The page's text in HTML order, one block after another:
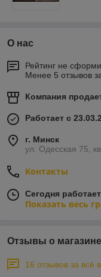
О нас
Рейтинг не
Менее 5 отзывов
Компания
Работает с
г. Минск
ул. Одесская 75,
Контакты
Сегодня
Показать весь
Отзывы о магазине
16 отзывов за всё